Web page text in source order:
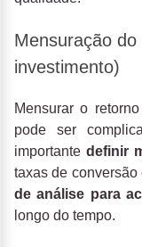
Mensuração
investimento)
Mensurar o
pode ser
importante definir
taxas de conversão
de análise para
longo do tempo.